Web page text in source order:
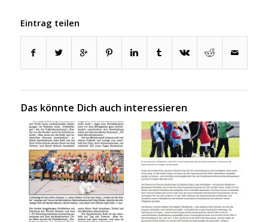
Eintrag teilen
Das könnte Dich auch interessieren